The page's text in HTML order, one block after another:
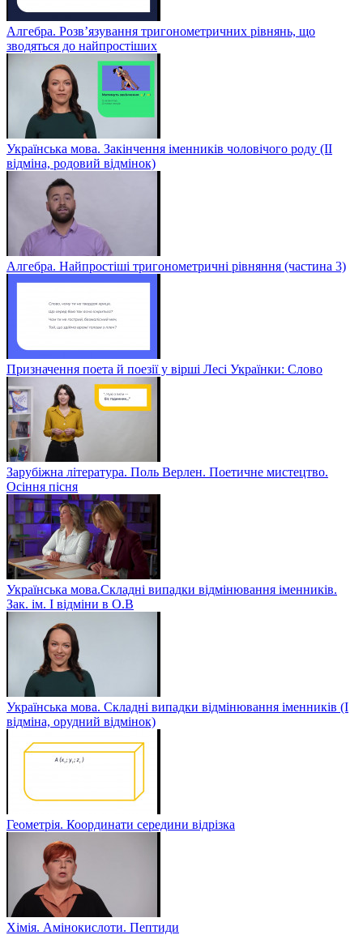
Алгебра. Розв’язування тригонометричних рівнянь, що
зводяться до найпростіших
Українська мова. Закінчення іменників чоловічого роду (ІІ
відміна, родовий відмінок)
Алгебра. Найпростіші тригонометричні рівняння (частина 3)
Призначення поета й поезії у вірші Лесі Українки: Слово
Зарубіжна література. Поль Верлен. Поетичне мистецтво.
Осіння пісня
Українська мова.Складні випадки відмінювання іменників.
Зак. ім. І відміни в О.В
Українська мова. Складні випадки відмінювання іменників (І
відміна, орудний відмінок)
Геометрія. Координати середини відрізка
Хімія. Амінокислоти. Пептиди